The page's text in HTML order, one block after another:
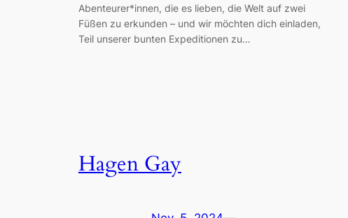
Abenteurer*innen, die es lieben, die Welt auf zwei
Füßen zu erkunden – und wir möchten dich einladen,
Teil unserer bunten Expeditionen zu…
Hagen Gay